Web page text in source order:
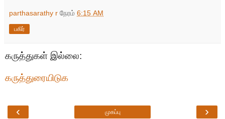
parthasarathy r நேரம் 6:15 AM
பகிர்
கருத்துகள் இல்லை:
கருத்துரையிடுக
‹ ›
முகப்பு